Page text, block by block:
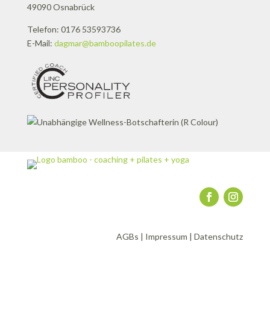
49090 Osnabrück
Telefon: 0176 53593736
E-Mail: dagmar@bamboopilates.de
AGBs Impressum |Datenschutz